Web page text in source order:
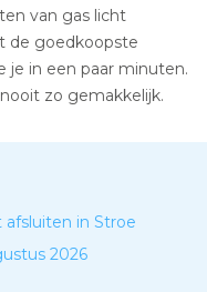
van gas licht
de goedkoopste
je in een paar minuten.
zo gemakkelijk.
in Stroe
2026